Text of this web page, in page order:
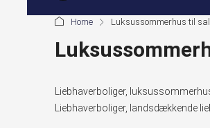
Home Luksussommerhus til
Liebhaverboliger,
Liebhaverboliger, landsdækkende